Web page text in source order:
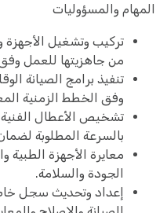
المهام والمسؤوليات
تركيب وتشغيل الأجهزة
من جاهزيتها للعمل
تنفيذ برامج الصيانة
وفق الخطط الزمنية
تشخيص الأعطال الفنية
بالسرعة المطلوبة
معايرة الأجهزة الطبية
الجودة والسلامة.
إعداد وتحديث سجل